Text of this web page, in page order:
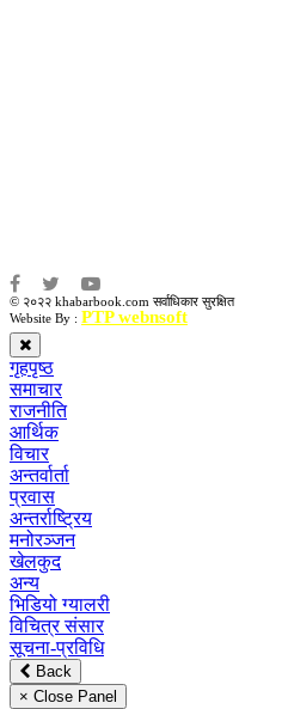
© २०२२ khabarbook.com सर्वाधिकार सुरक्षित
Website By : PTP webnsoft
गृहपृष्ठ
समाचार
राजनीति
आर्थिक
विचार
अन्तर्वार्ता
प्रवास
अन्तर्राष्ट्रिय
मनोरञ्जन
खेलकुद
अन्य
भिडियो ग्यालरी
विचित्र संसार
सूचना-प्रविधि
Back
× Close Panel